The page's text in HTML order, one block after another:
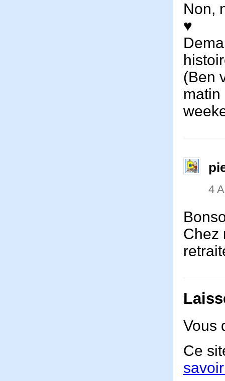
Non,
♥
(Ben
matin
4
Chez
Vous
Ce